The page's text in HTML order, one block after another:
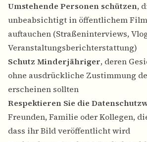
Umstehende Personen schützen,
unbeabsichtigt in öffentlichem
auftauchen (Straßeninterviews,
Veranstaltungsberichterstattung)
Schutz Minderjähriger, deren
ohne ausdrückliche Zustimmung
erscheinen sollten
Respektieren Sie die
Freunden, Familie oder Kollegen,
dass ihr Bild veröffentlicht wird